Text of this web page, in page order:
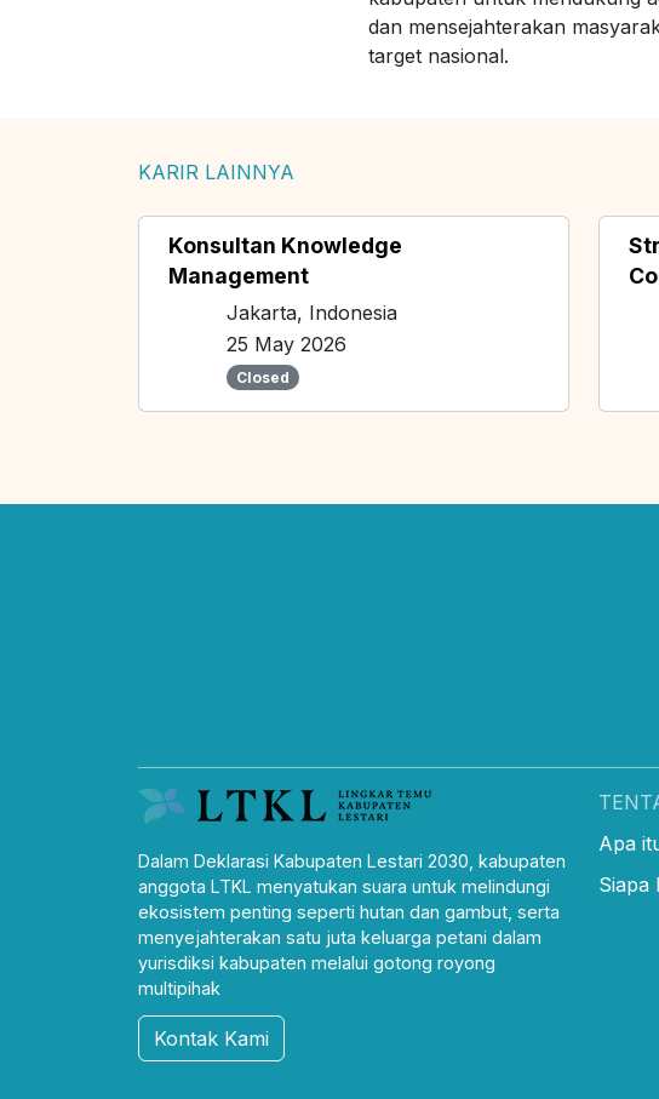
dan mensejahterakan
target nasional.
KARIR LAINNYA
Konsultan Knowledge
Management
Jakarta, Indonesia
25 May 2026
Closed
Dalam Deklarasi Kabupaten Lestari 2030, kabupaten
anggota LTKL menyatukan suara untuk melindungi
ekosistem penting seperti hutan dan gambut, serta
menyejahterakan satu juta keluarga petani dalam
yurisdiksi kabupaten melalui gotong royong
multipihak
Kontak Kami
Apa
Siapa